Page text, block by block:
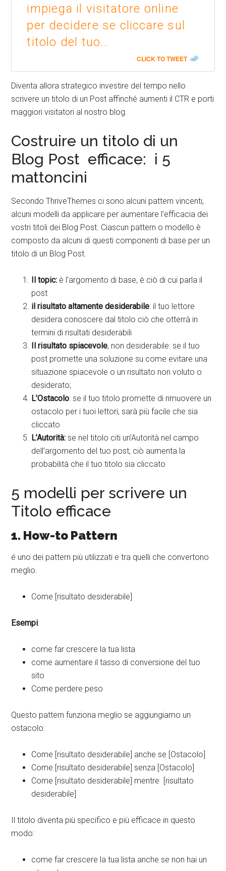
impiega il visitatore online
per decidere se cliccare sul
titolo del tuo…
CLICK TO TWEET
Diventa allora strategico investire del tempo nello
scrivere un titolo di un Post affinché aumenti il CTR e porti
maggiori visitatori al nostro blog.
Costruire un titolo di un
Blog Post efficace: i 5
mattoncini
Secondo ThriveThemes ci sono alcuni pattern vincenti,
alcuni modelli da applicare per aumentare l’efficacia dei
vostri titoli dei Blog Post. Ciascun pattern o modello è
composto da alcuni di questi componenti di base per un
titolo di un Blog Post.
Il topic: è l’argomento di base, è ciò di cui parla il
post
il risultato altamente desiderabile: il tuo lettore
desidera conoscere dal titolo ciò che otterrà in
termini di risultati desiderabili
Il risultato spiacevole, non desiderabile: se il tuo
post promette una soluzione su come evitare una
situazione spiacevole o un risultato non voluto o
desiderato;
L’Ostacolo: se il tuo titolo promette di rimuovere un
ostacolo per i tuoi lettori, sarà più facile che sia
cliccato
L’Autorità: se nel titolo citi un’Autorità nel campo
dell’argomento del tuo post, ciò aumenta la
probabilità che il tuo titolo sia cliccato
5 modelli per scrivere un
Titolo efficace
1. How-to Pattern
é uno dei pattern più utilizzati e tra quelli che convertono
meglio.
Come [risultato desiderabile]
Esempi:
come far crescere la tua lista
come aumentare il tasso di conversione del tuo
sito
Come perdere peso
Questo pattern funziona meglio se aggiungiamo un
ostacolo:
Come [risultato desiderabile] anche se [Ostacolo]
Come [risultato desiderabile] senza [Ostacolo]
Come [risultato desiderabile] mentre [risultato
desiderabile]
Il titolo diventa più specifico e più efficace in questo
modo:
come far crescere la tua lista anche se non hai un